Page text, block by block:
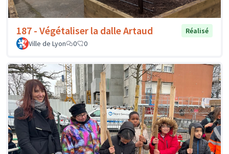
187 - Végétaliser la dalle Artaud
Réalisé
Ville de Lyon
0 0